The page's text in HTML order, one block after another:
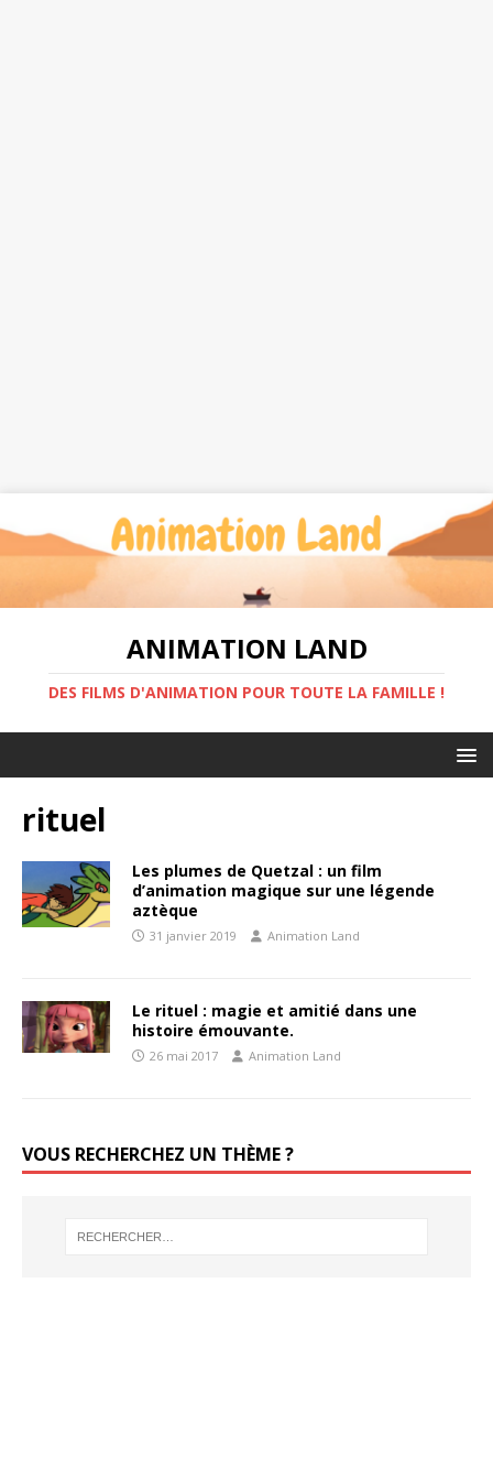
ANIMATION LAND
DES FILMS D'ANIMATION POUR TOUTE LA FAMILLE !
rituel
Les plumes de Quetzal : un film
d’animation magique sur une légende
aztèque
31 janvier 2019 Animation Land
Le rituel : magie et amitié dans une
histoire émouvante.
26 mai 2017 Animation Land
VOUS RECHERCHEZ UN THÈME ?